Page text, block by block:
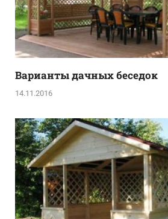
Варианты дачных беседок
14.11.2016